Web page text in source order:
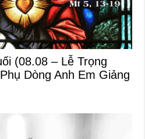
(08.08 – Lễ Trọng
Dòng Anh Em Giảng